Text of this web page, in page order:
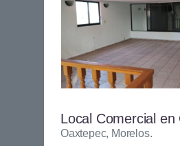
Local Comercial en
Oaxtepec, Morelos.